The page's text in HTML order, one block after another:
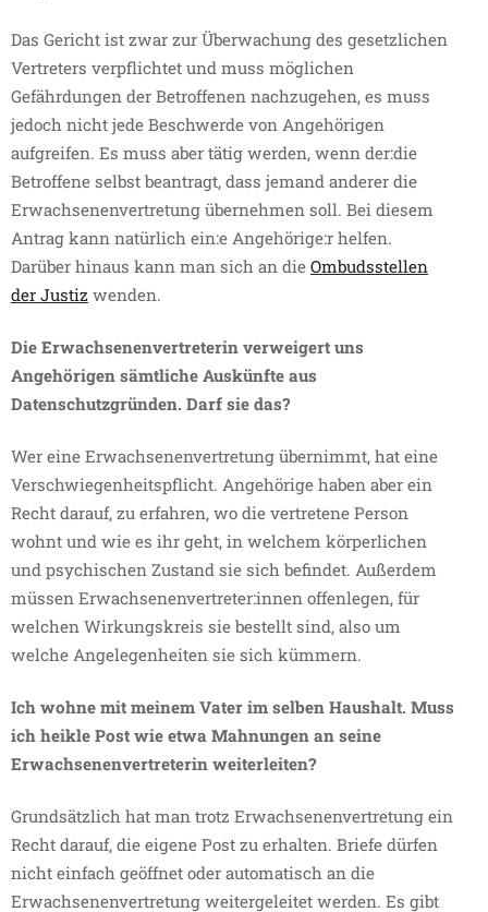
Das Gericht ist zwar zur Überwachung des gesetzlichen
Vertreters verpflichtet und muss möglichen
Gefährdungen der Betroffenen nachzugehen, es muss
jedoch nicht jede Beschwerde von Angehörigen
aufgreifen. Es muss aber tätig werden, wenn der:die
Betroffene selbst beantragt, dass jemand anderer die
Erwachsenenvertretung übernehmen soll. Bei diesem
Antrag kann natürlich ein:e Angehörige:r helfen.
Darüber hinaus kann man sich an die Ombudsstellen
der Justiz wenden.
Die Erwachsenenvertreterin verweigert uns
Angehörigen sämtliche Auskünfte aus
Datenschutzgründen. Darf sie das?
Wer eine Erwachsenenvertretung übernimmt, hat eine
Verschwiegenheitspflicht. Angehörige haben aber ein
Recht darauf, zu erfahren, wo die vertretene Person
wohnt und wie es ihr geht, in welchem körperlichen
und psychischen Zustand sie sich befindet. Außerdem
müssen Erwachsenenvertreter:innen offenlegen, für
welchen Wirkungskreis sie bestellt sind, also um
welche Angelegenheiten sie sich kümmern.
Ich wohne mit meinem Vater im selben Haushalt. Muss
ich heikle Post wie etwa Mahnungen an seine
Erwachsenenvertreterin weiterleiten?
Grundsätzlich hat man trotz Erwachsenenvertretung ein
Recht darauf, die eigene Post zu erhalten. Briefe dürfen
nicht einfach geöffnet oder automatisch an die
Erwachsenenvertretung weitergeleitet werden. Es gibt